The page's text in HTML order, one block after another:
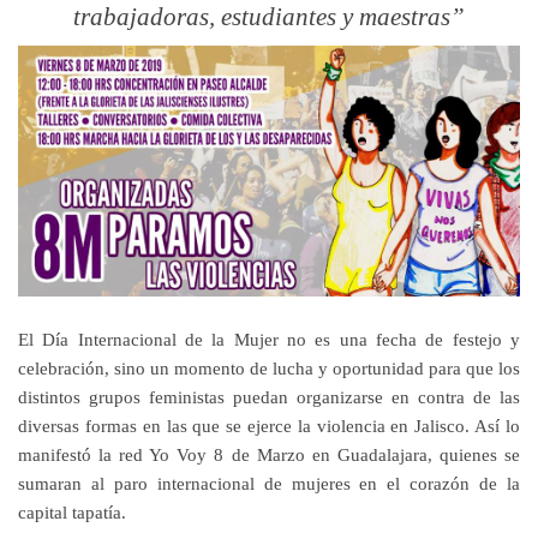
trabajadoras, estudiantes y maestras
El Día Internacional de la Mujer no es una fecha de festejo y
celebración, sino un momento de lucha y oportunidad para que los
distintos grupos feministas puedan organizarse en contra de las
diversas formas en las que se ejerce la violencia en Jalisco. Así lo
manifestó la red Yo Voy 8 de Marzo en Guadalajara, quienes se
sumaran al paro internacional de mujeres en el corazón de la
capital tapatía.